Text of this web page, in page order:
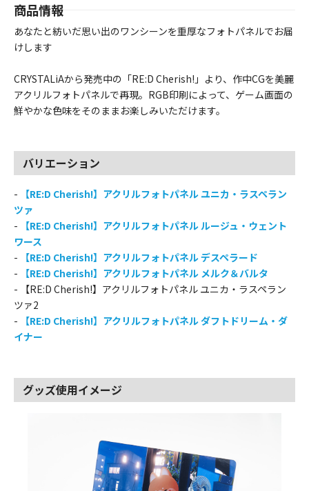
商品情報
あなたと紡いだ思い出のワンシーンを重厚なフォトパネルでお届
けします
CRYSTALiAから発売中の「RE:D Cherish!」より、作中CGを美麗
アクリルフォトパネルで再現。RGB印刷によって、ゲーム画面の
鮮やかな色味をそのままお楽しみいただけます。
バリエーション
-
【RE:D Cherish!】アクリルフォトパネル ユニカ・ラスペラン
ツァ
-
【RE:D Cherish!】アクリルフォトパネル ルージュ・ウェント
ワース
-
【RE:D Cherish!】アクリルフォトパネル デスペラード
-
【RE:D Cherish!】アクリルフォトパネル メルク＆バルタ
- 【RE:D Cherish!】アクリルフォトパネル ユニカ・ラスペラン
ツァ2
-
【RE:D Cherish!】アクリルフォトパネル ダフトドリーム・ダ
イナー
グッズ使用イメージ